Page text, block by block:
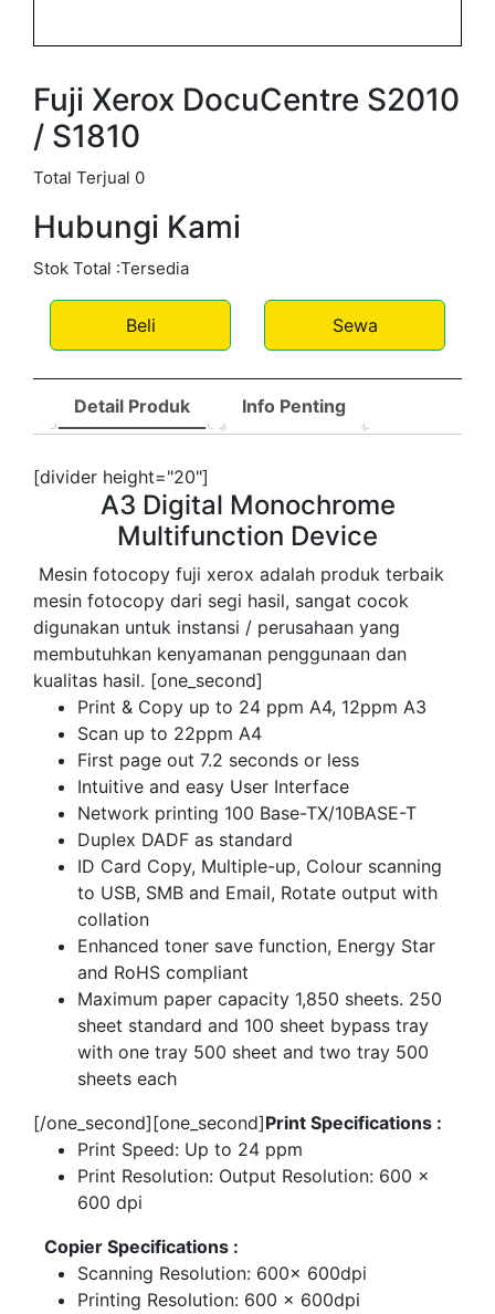
Fuji Xerox DocuCentre S2010
/ S1810
Total Terjual 0
Hubungi Kami
Stok Total :Tersedia
Beli Sewa
Detail Produk Info Penting
[divider height="20"]
A3 Digital Monochrome
Multifunction Device
Mesin fotocopy fuji xerox adalah produk terbaik
mesin fotocopy dari segi hasil, sangat cocok
digunakan untuk instansi / perusahaan yang
membutuhkan kenyamanan penggunaan dan
kualitas hasil. [one_second]
Print & Copy up to 24 ppm A4, 12ppm A3
Scan up to 22ppm A4
First page out 7.2 seconds or less
Intuitive and easy User Interface
Network printing 100 Base-TX/10BASE-T
Duplex DADF as standard
ID Card Copy, Multiple-up, Colour scanning
to USB, SMB and Email, Rotate output with
collation
Enhanced toner save function, Energy Star
and RoHS compliant
Maximum paper capacity 1,850 sheets. 250
sheet standard and 100 sheet bypass tray
with one tray 500 sheet and two tray 500
sheets each
[/one_second][one_second]Print Specifications :
Print Speed: Up to 24 ppm
Print Resolution: Output Resolution: 600 x
600 dpi
Copier Specifications :
Scanning Resolution: 600x 600dpi
Printing Resolution: 600 x 600dpi